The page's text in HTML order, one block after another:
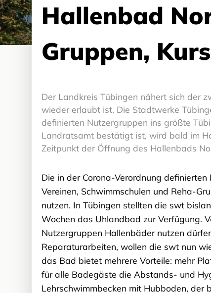
Hallenbad
Gruppen,
Der Landkreis Tübingen nähert sich der
wieder erlaubt ist. Die Stadtwerke
definierten Nutzergruppen ins größte
Landratsamt bestätigt ist, wird bald im
Zeitpunkt der Öffnung des Hallenbads
Die in der Corona-Verordnung
Vereinen, Schwimmschulen und Reha-
nutzen. In Tübingen stellten die swt
Wochen das Uhlandbad zur Verfügung.
Nutzergruppen Hallenbäder nutzen
Reparaturarbeiten, wollen die swt nun
das Bad bietet mehrere Vorteile: mehr
für alle Badegäste die Abstands- und
Lehrschwimmbecken mit Hubboden, der